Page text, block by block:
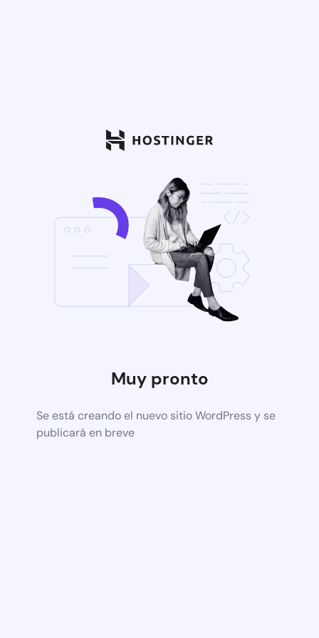
Muy pronto
Se está creando el nuevo sitio WordPress y se
publicará en breve